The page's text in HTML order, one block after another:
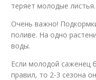
теряет молодые листья.
Очень важно!
поливе. На одно
воды.
Если молодой саженец
правил, то 2-3 сезона